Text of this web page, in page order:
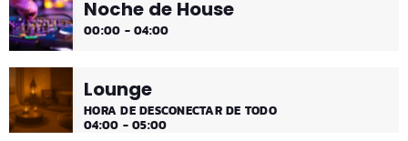
Noche de House
00:00 - 04:00
Lounge
HORA DE DESCONECTAR DE TODO
04:00 - 05:00